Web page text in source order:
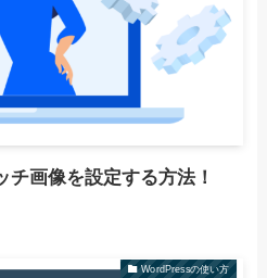
画像を設定する方法！
WordPressの使い方